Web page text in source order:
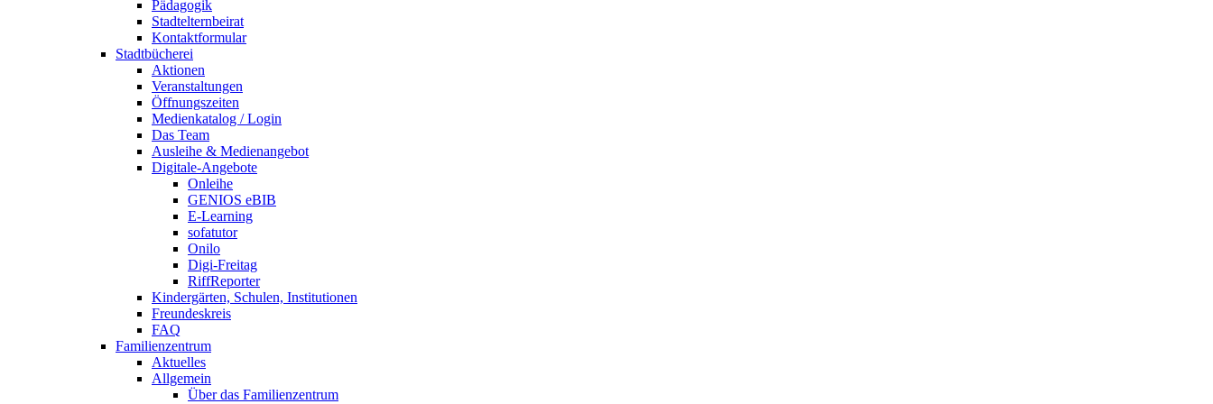
Pädagogik
Stadtelternbeirat
Kontaktformular
Stadtbücherei
Aktionen
Veranstaltungen
Öffnungszeiten
Medienkatalog / Login
Das Team
Ausleihe & Medienangebot
Digitale-Angebote
Onleihe
GENIOS eBIB
E-Learning
sofatutor
Onilo
Digi-Freitag
RiffReporter
Kindergärten, Schulen, Institutionen
Freundeskreis
FAQ
Familienzentrum
Aktuelles
Allgemein
Über das Familienzentrum